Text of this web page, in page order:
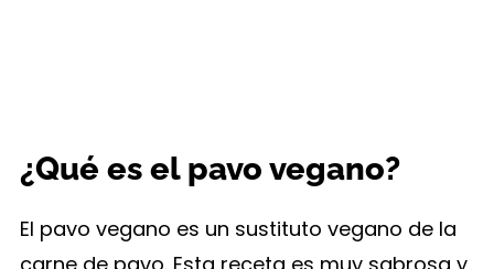
¿Qué es el pavo vegano?
El pavo vegano es un sustituto vegano de la